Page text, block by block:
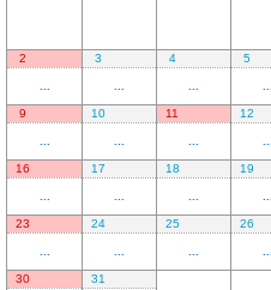
2 3 4 5
9 10 11 12
16 17 18 19
23 24 25 26
30 31